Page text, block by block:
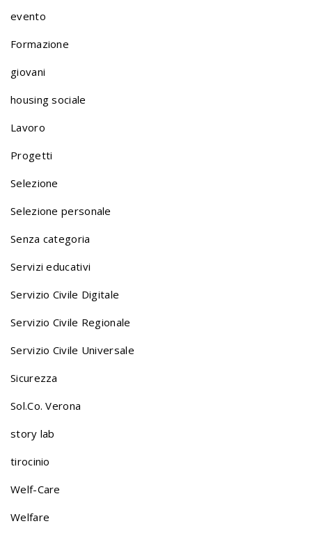
evento
Formazione
giovani
housing sociale
Lavoro
Progetti
Selezione
Selezione personale
Senza categoria
Servizi educativi
Servizio Civile Digitale
Servizio Civile Regionale
Servizio Civile Universale
Sicurezza
Sol.Co. Verona
story lab
tirocinio
Welf-Care
Welfare